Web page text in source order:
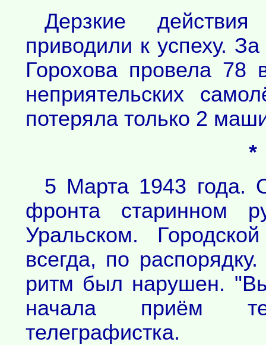
Дерзкие действия
приводили к успеху.
Горохова провела
неприятельских
потеряла только 2
5 Марта 1943 года.
фронта старинном
Уральском.
всегда, по
ритм был нарушен.
начала приём
телеграфистка.